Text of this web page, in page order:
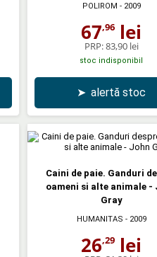
POLIROM - 2009
67,96 lei
PRP:83,90 lei
stoc indisponibil
➤ alertă stoc
Caini de paie. Ganduri
oameni si alte animale -
Gray
HUMANITAS - 2009
26,29 lei